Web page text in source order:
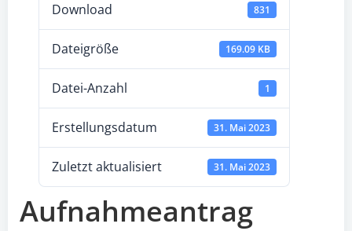
Download 831
Dateigröße 169.09 KB
Datei-Anzahl 1
Erstellungsdatum 31. Mai 2023
Zuletzt aktualisiert 31. Mai 2023
Aufnahmeantrag